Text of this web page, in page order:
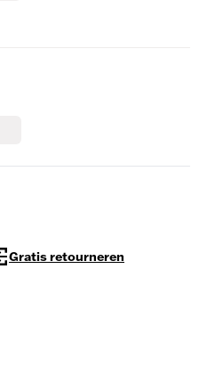
Gratis retourneren